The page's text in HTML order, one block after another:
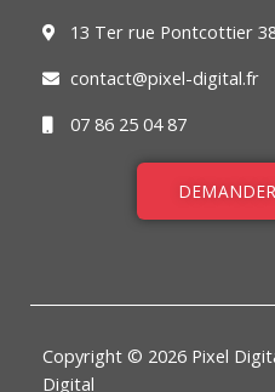
13 Ter rue Pontcottier
contact@pixel-digital.fr
07 86 25 04 87
Copyright © 2026 Pixel
Digital